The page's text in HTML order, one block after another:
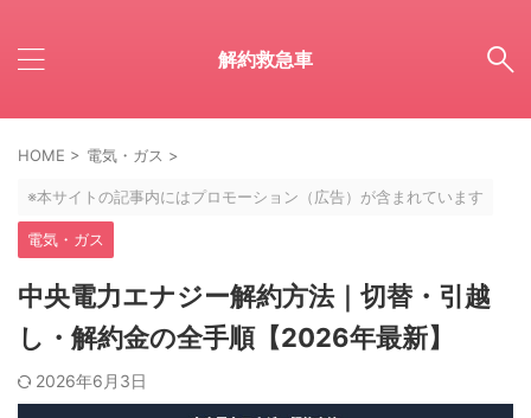
解約救急車
HOME > 電気・ガス >
※本サイトの記事内にはプロモーション（広告）が含まれています
電気・ガス
中央電力エナジー解約方法｜切替・引越
し・解約金の全手順【2026年最新】
2026年6月3日